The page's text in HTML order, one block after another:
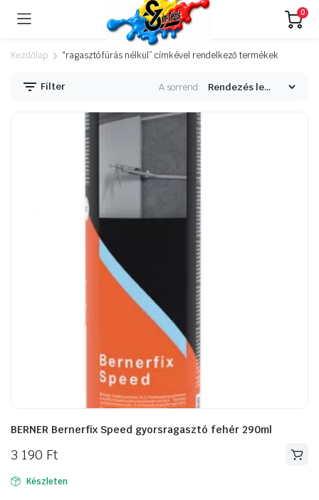
0
Kezdőlap “ragasztó fúrás nélkül” címkével rendelkező termékek
Filter A sorrend:
BERNER Bernerfix Speed gyorsragasztó fehér 290ml
3 190 Ft
Készleten